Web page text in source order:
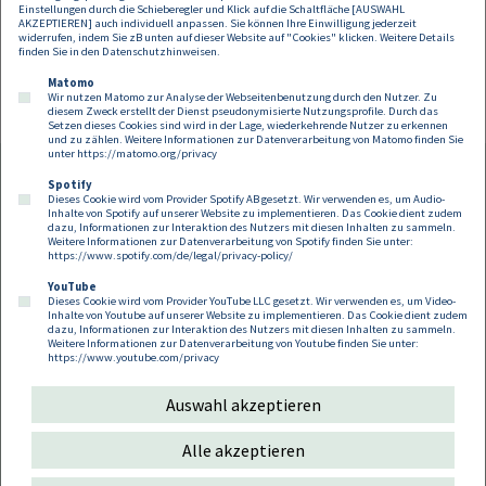
Footer
Kontakt Datenschutz
Impressum
Compliance
Cookies
Einstellungen durch die Schieberegler und Klick auf die Schaltfläche [AUSWAHL
AKZEPTIEREN] auch individuell anpassen. Sie können Ihre Einwilligung jederzeit
widerrufen, indem Sie zB unten auf dieser Website auf "Cookies" klicken. Weitere Details
finden Sie in den Datenschutzhinweisen.
Matomo
Wir nutzen Matomo zur Analyse der Webseitenbenutzung durch den Nutzer. Zu
diesem Zweck erstellt der Dienst pseudonymisierte Nutzungsprofile. Durch das
Setzen dieses Cookies sind wird in der Lage, wiederkehrende Nutzer zu erkennen
und zu zählen. Weitere Informationen zur Datenverarbeitung von Matomo finden Sie
unter https://matomo.org/privacy
Spotify
Dieses Cookie wird vom Provider Spotify AB gesetzt. Wir verwenden es, um Audio-
Inhalte von Spotify auf unserer Website zu implementieren. Das Cookie dient zudem
dazu, Informationen zur Interaktion des Nutzers mit diesen Inhalten zu sammeln.
Weitere Informationen zur Datenverarbeitung von Spotify finden Sie unter:
https://www.spotify.com/de/legal/privacy-policy/
YouTube
Dieses Cookie wird vom Provider YouTube LLC gesetzt. Wir verwenden es, um Video-
Inhalte von Youtube auf unserer Website zu implementieren. Das Cookie dient zudem
dazu, Informationen zur Interaktion des Nutzers mit diesen Inhalten zu sammeln.
Weitere Informationen zur Datenverarbeitung von Youtube finden Sie unter:
https://www.youtube.com/privacy
Auswahl akzeptieren
Alle akzeptieren
Follow us on:
Copyright 2026